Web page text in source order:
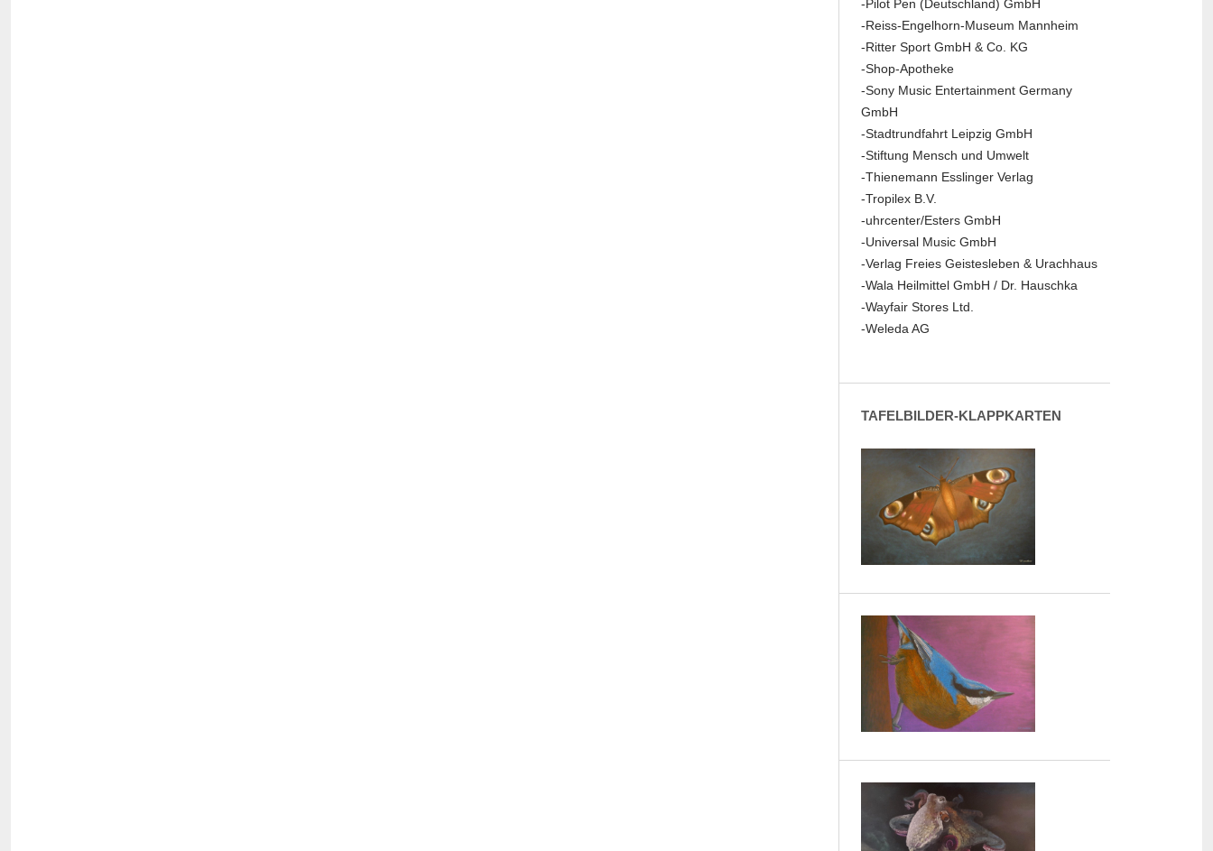
-Pilot Pen (Deutschland) GmbH
-Reiss-Engelhorn-Museum Mannheim
-Ritter Sport GmbH & Co. KG
-Shop-Apotheke
-Sony Music Entertainment Germany
GmbH
-Stadtrundfahrt Leipzig GmbH
-Stiftung Mensch und Umwelt
-Thienemann Esslinger Verlag
-Tropilex B.V.
-uhrcenter/Esters GmbH
-Universal Music GmbH
-Verlag Freies Geistesleben & Urachhaus
-Wala Heilmittel GmbH / Dr. Hauschka
-Wayfair Stores Ltd.
-Weleda AG
TAFELBILDER-KLAPPKARTEN